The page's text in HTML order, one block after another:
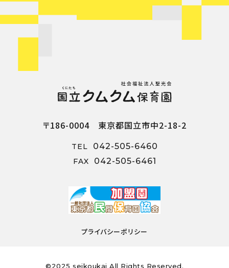
〒186-0004 東京都国立市中2-18-2
TEL 042-505-6460
FAX 042-505-6461
プライバシーポリシー
©2025 seikoukai All Rights Reserved.